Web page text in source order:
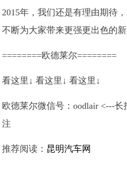
2015年，我们还是有理由期待
不断为大家带来更强更出色的
========欧德莱尔========
看这里↓ 看这里↓ 看这里↓
欧德莱尔微信号：oodlair <---
注
推荐阅读： 昆明汽车网